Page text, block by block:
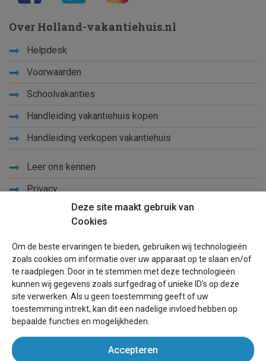
Deze site maakt gebruik van
Cookies
Om de beste ervaringen te bieden, gebruiken wij technologieën
zoals cookies om informatie over uw apparaat op te slaan en/of
te raadplegen. Door in te stemmen met deze technologieën
kunnen wij gegevens zoals surfgedrag of unieke ID's op deze
site verwerken. Als u geen toestemming geeft of uw
toestemming intrekt, kan dit een nadelige invloed hebben op
bepaalde functies en mogelijkheden.
Accepteren
Over Holland-vakantiehuis.nl
Helpdesk
Voorwaarden
Schoolvakanties
Handleiding vakantiehuis kopen
Handleiding verkopen vakantiehuis
Leer ons kennen
Privacy
Blog
Voor eigenaren
Een advertentie plaatsen
Succesvol verhuren vakantiewoning